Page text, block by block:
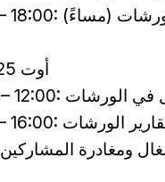
الورشات (مساءً)
08 أوت 2025
في الورشات
تقديم تقارير الورشات
الأشغال ومغادرة المشاركين